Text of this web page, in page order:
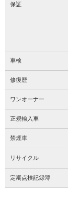
保証
車検
修復歴
ワンオーナー
正規輸入車
禁煙車
リサイクル
定期点検記録簿